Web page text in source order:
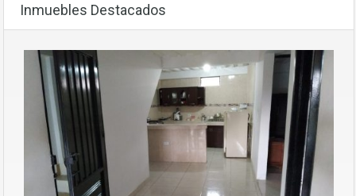
Inmuebles Destacados